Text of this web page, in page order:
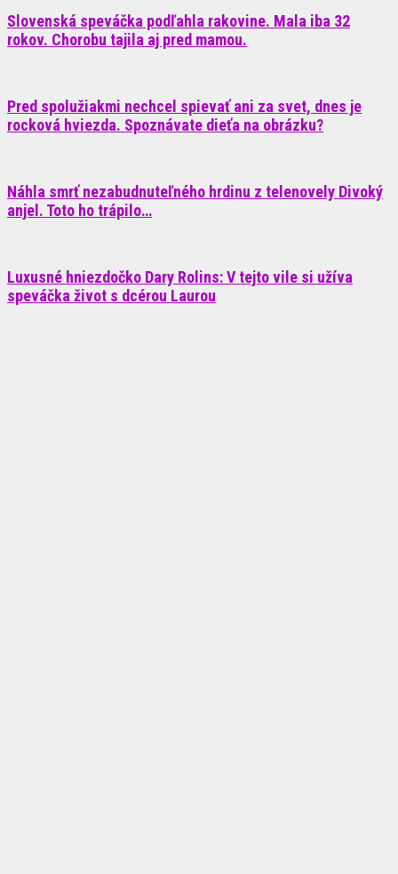
Slovenská speváčka podľahla rakovine. Mala iba 32
rokov. Chorobu tajila aj pred mamou.
Pred spolužiakmi nechcel spievať ani za svet, dnes je
rocková hviezda. Spoznávate dieťa na obrázku?
Náhla smrť nezabudnuteľného hrdinu z telenovely Divoký
anjel. Toto ho trápilo…
Luxusné hniezdočko Dary Rolins: V tejto vile si užíva
speváčka život s dcérou Laurou